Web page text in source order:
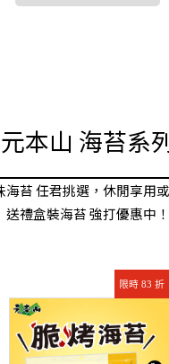
元本山 海苔系
海苔 任君挑選，休閒享用
送禮盒裝海苔 強打優惠中！
限時 83 折